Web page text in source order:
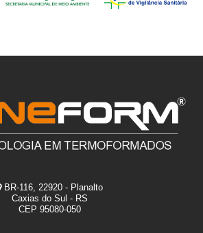
BR-116, 22920 - Planalto
Caxias do Sul - RS
CEP 95080-050